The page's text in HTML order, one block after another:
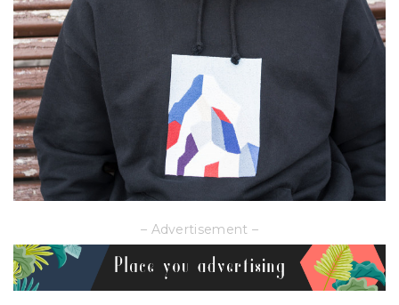
– Advertisement –